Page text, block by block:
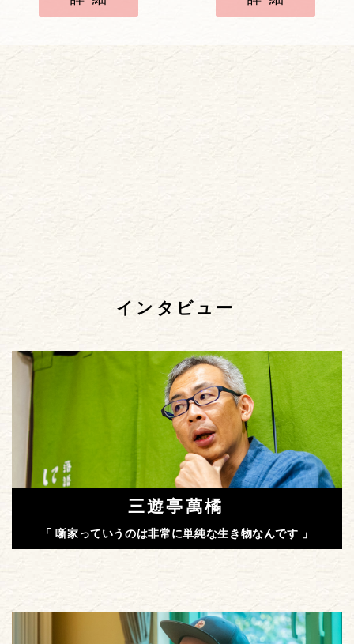
インタビュー
三遊亭萬橘
「 噺家っていうのは非常に単純な生き物なんです 」